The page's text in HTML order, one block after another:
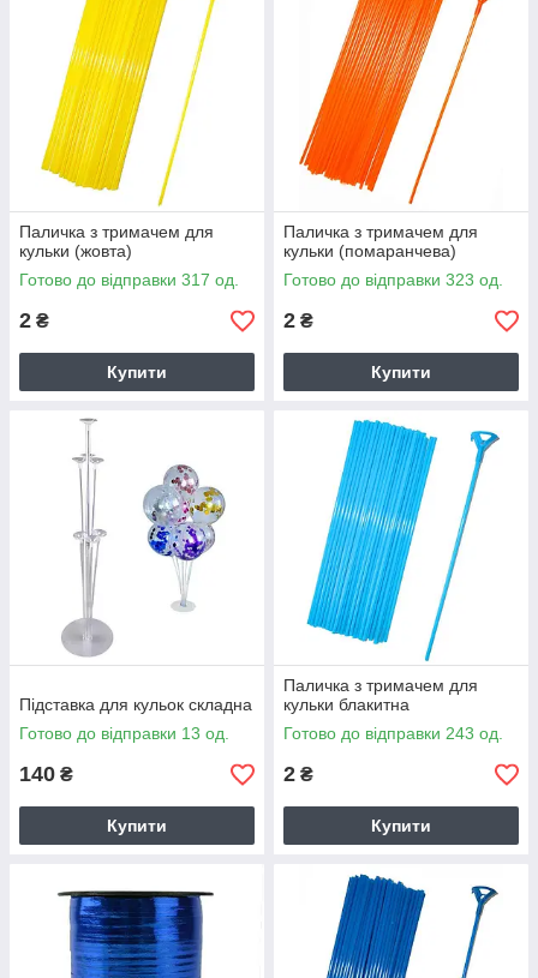
Паличка з тримачем для
кульки (жовта)
Готово до відправки 317 од.
2 ₴
Купити
Паличка з тримачем для
кульки (помаранчева)
Готово до відправки 323 од.
2 ₴
Купити
Підставка для кульок складна
Готово до відправки 13 од.
140 ₴
Купити
Паличка з тримачем для
кульки блакитна
Готово до відправки 243 од.
2 ₴
Купити